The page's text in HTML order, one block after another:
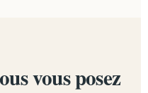
vous posez